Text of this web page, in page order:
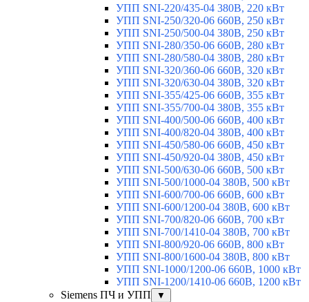
УПП SNI-220/435-04 380В, 220 кВт
УПП SNI-250/320-06 660В, 250 кВт
УПП SNI-250/500-04 380В, 250 кВт
УПП SNI-280/350-06 660В, 280 кВт
УПП SNI-280/580-04 380В, 280 кВт
УПП SNI-320/360-06 660В, 320 кВт
УПП SNI-320/630-04 380В, 320 кВт
УПП SNI-355/425-06 660В, 355 кВт
УПП SNI-355/700-04 380В, 355 кВт
УПП SNI-400/500-06 660В, 400 кВт
УПП SNI-400/820-04 380В, 400 кВт
УПП SNI-450/580-06 660В, 450 кВт
УПП SNI-450/920-04 380В, 450 кВт
УПП SNI-500/630-06 660В, 500 кВт
УПП SNI-500/1000-04 380В, 500 кВт
УПП SNI-600/700-06 660В, 600 кВт
УПП SNI-600/1200-04 380В, 600 кВт
УПП SNI-700/820-06 660В, 700 кВт
УПП SNI-700/1410-04 380В, 700 кВт
УПП SNI-800/920-06 660В, 800 кВт
УПП SNI-800/1600-04 380В, 800 кВт
УПП SNI-1000/1200-06 660В, 1000 кВт
УПП SNI-1200/1410-06 660В, 1200 кВт
Siemens ПЧ и УПП
▼